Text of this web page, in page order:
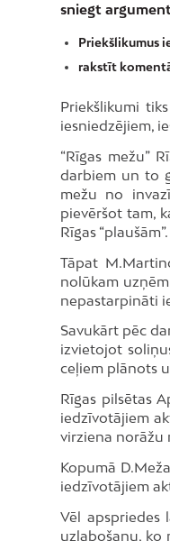
sniegt
Priekšlikumus
rakstīt
Priekšlikumi
iesniedzējiem,
“Rīgas mežu”
darbiem un to
mežu no
pievēršot tam,
Rīgas “plaušām”.
Tāpat
nolūkam
nepastarpināti
Savukārt pēc
izvietojot
ceļiem plānots
Rīgas pilsētas
iedzīvotājiem
virziena norāžu
Kopumā
iedzīvotājiem
Vēl apspriedes
uzlabošanu, ko